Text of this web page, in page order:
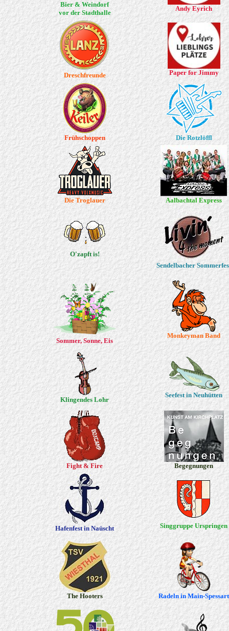
Bier & Weindorf
vor der Stadthalle
Andy Eyrich
Dreschfreunde Paper for Jimmy
Frühschoppen Die Rotzlöffl
Die Troglauer Aalbachtal Express
O'zapft is!
Sendelbacher
Sommer, Sonne, Eis
Monkeyman Band
Klingendes Lohr
Seefest in Neuhütten
Fight & Fire Begegnungen
Hafenfest in Naüscht Singgruppe Urspringen
The Hooters Radeln in Main-Spessart